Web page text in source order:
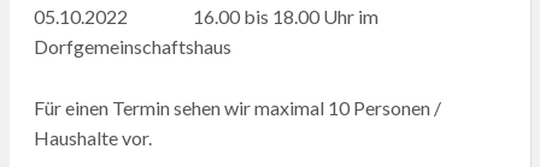
05.10.2022 16.00 bis 18.00 Uhr im
Dorfgemeinschaftshaus
Für einen Termin sehen wir maximal 10 Personen /
Haushalte vor.